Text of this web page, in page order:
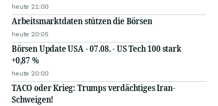
heute 21:00
Arbeitsmarktdaten stützen die Börsen
heute 20:05
Börsen Update USA - 07.08. - US Tech 100 stark
+0,87 %
heute 20:00
TACO oder Krieg: Trumps verdächtiges Iran-
Schweigen!